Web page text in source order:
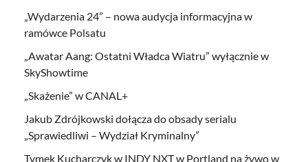
„Wydarzenia 24” – nowa audycja informacyjna w
ramówce Polsatu
„Awatar Aang: Ostatni Władca Wiatru” wyłącznie w
SkyShowtime
„Skażenie” w CANAL+
Jakub Zdrójkowski dołącza do obsady serialu
„Sprawiedliwi – Wydział Kryminalny”
Tymek Kucharczyk w INDY NXT w Portland na żywo w